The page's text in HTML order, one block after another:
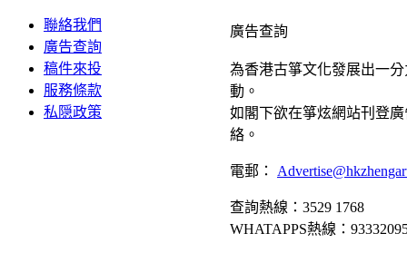
廣告查詢
為香港古箏文化發展出一
動。
如閣下欲在箏炫網站刊登
絡。
電郵：
查詢熱線：3529 1768
WHATAPPS熱線：
聯絡我們
廣告查詢
稿件來投
服務條款
私隠政策